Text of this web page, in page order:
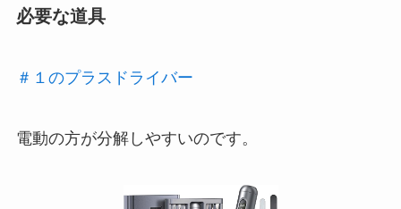
必要な道具
＃１のプラスドライバー
電動の方が分解しやすいのです。